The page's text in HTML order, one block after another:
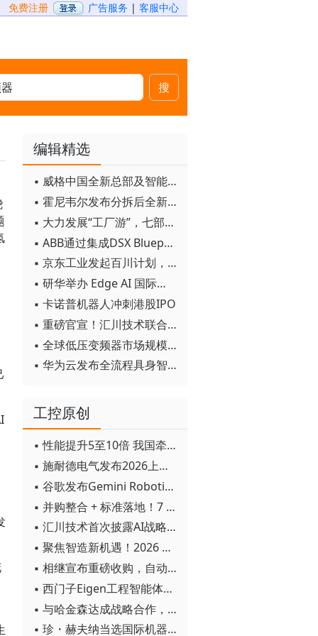
免费注册 广告服务 | 客服中心
搜
编辑精选
▪ 威格中国全新总部及智能工厂启用
▪ 霍尼韦尔发布分拆后全新品牌：霍尼韦尔科技与霍尼韦尔航空航天
▪ 大力发展“工厂游”，七部门联合发文！
▪ ABB通过集成DSX Blueprint AI基础设施，扩大与英伟达的合作
▪ 京东工业发起百川计划， 构建工业大模型新生态
▪ 研华举办 Edge AI 国际论坛
▪ 卡诺普机器人冲刺港股IPO
▪ 重磅官宣！汇川技术联合发起 D12 联盟，开创产教融合新范式
▪ 全球低压变频器市场规模2030年将超170亿美元
▪ 华为云发布全流程具身智能开发平台CloudRobo
工控原创
▪ 性能提升5至10倍 我国牵头制定的WiTSnet工业以太网国际标准正式发布
▪ 施耐德电气发布2026上半年可持续发展成绩单 "Impact 2030"路线图开局稳健
▪ 谷歌发布Gemini Robotics 2模型 实现人形机器人全身智能控制突破
▪ 并购整合 + 标准落地！7 月工业自动化产业动态速递
▪ 汇川技术首次披露AI战略进展：从两个方面推动“AI业务化”落地
▪ 聚焦智造新机遇！2026 青岛数字化及智能制造技术论坛圆满落幕
▪ 相继宣布重磅收购，自动化巨头新一轮并购潮剑指何方？
▪ 西门子Eigen工程智能体落地中国，工业AI跨越物理世界“确定性”拐点
▪ 与哈金森达成战略合作，乐聚机器人何以持续获得工业巨头青睐？
▪ 珍・赫夫纳当选国际机器人联合会新任主席